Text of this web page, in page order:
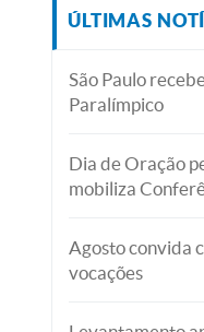
ÚLTIMAS
São Paulo
Paralímpico
Dia de Oração
mobiliza
Agosto convida
vocações